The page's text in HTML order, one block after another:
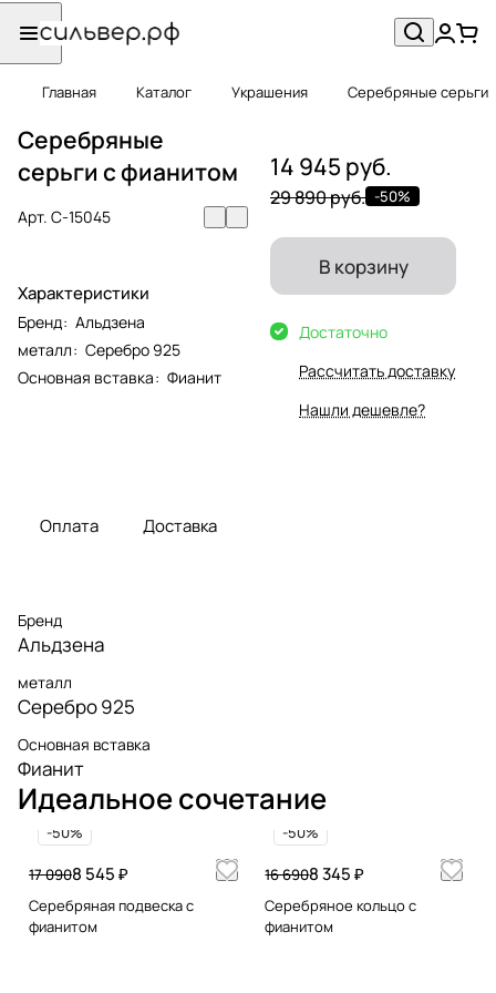
Главная Каталог Украшения Серебряные серьги
Серебряные
серьги с фианитом
Арт. С-15045
Характеристики
Бренд: Альдзена
металл: Серебро 925
Основная вставка: Фианит
14 945 руб.
29 890 руб. -50%
В корзину
Достаточно
Рассчитать доставку
Нашли дешевле?
Оплата Доставка
Бренд
Альдзена
металл
Серебро 925
Основная вставка
Фианит
Идеальное сочетание
-50%
8 545 ₽
17 090
Серебряная подвеска с
фианитом
-50%
8 345 ₽
16 690
Серебряное кольцо с
фианитом